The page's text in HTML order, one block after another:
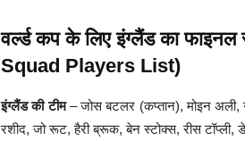
वर्ल्ड कप के लिए इंग्लैंड का
Squad Players List)
इंग्लैंड की टीम– जोस बटलर (कप्तान), मोइन अली,
रशीद, जो रूट, हैरी ब्रूक, बेन स्टोक्स, रीस टॉप्ली,